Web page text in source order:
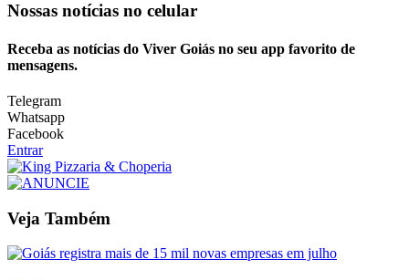
Nossas notícias no celular
Receba as notícias do Viver Goiás no seu app favorito de
mensagens.
Telegram
Whatsapp
Facebook
Entrar
Veja Também